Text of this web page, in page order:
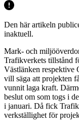
Den här artikeln
inaktuell.
Mark- och
Trafikverkets tillstånd
Västlänken respektive
vill säga att projekten
vunnit laga kraft.
beslut om som togs i
i januari. Då fick
verkställighet för